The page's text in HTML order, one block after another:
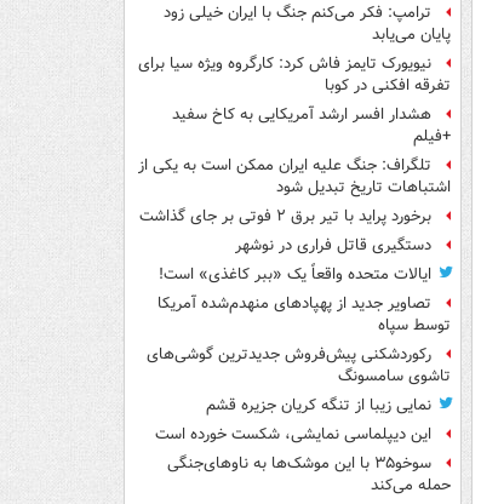
ترامپ: فکر می‌کنم جنگ با ایران خیلی زود
پایان می‌یابد
نیویورک تایمز فاش کرد: کارگروه ویژه سیا برای
تفرقه افکنی در کوبا
هشدار افسر ارشد آمریکایی به کاخ سفید
+فیلم
تلگراف: جنگ علیه ایران ممکن است به یکی از
اشتباهات تاریخ تبدیل شود
برخورد پراید با تیر برق ۲ فوتی بر جای گذاشت
دستگیری قاتل فراری در نوشهر
ایالات متحده واقعاً یک «ببر کاغذی» است!
تصاویر جدید از پهپادهای منهدم‌شده آمریکا
توسط سپاه
رکوردشکنی پیش‌فروش جدیدترین گوشی‌های
تاشوی سامسونگ
نمایی زیبا از تنگه کریان جزیره قشم
این دیپلماسی نمایشی، شکست خورده است
سوخو۳۵ با این موشک‌ها به ناوهای‌جنگی
حمله می‌کند